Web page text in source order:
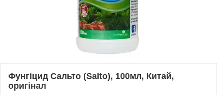
Фунгіцид Сальто (Salto), 100мл, Китай,
оригінал